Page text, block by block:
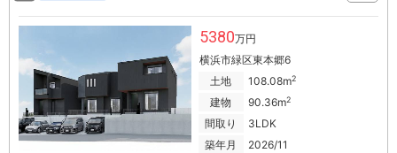
5380万円
横浜市緑区東本郷6
土地
108.08m2
建物 90.36m2
間取り
3LDK
築年月
2026/11